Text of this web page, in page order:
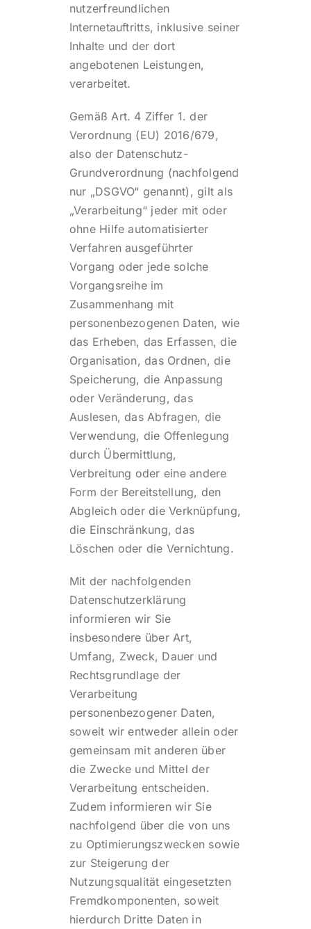
nutzerfreundlichen
Internetauftritts, inklusive seiner
Inhalte und der dort
angebotenen Leistungen,
verarbeitet.
Gemäß Art. 4 Ziffer 1. der
Verordnung (EU) 2016/679,
also der Datenschutz-
Grundverordnung (nachfolgend
nur „DSGVO“ genannt), gilt als
„Verarbeitung“ jeder mit oder
ohne Hilfe automatisierter
Verfahren ausgeführter
Vorgang oder jede solche
Vorgangsreihe im
Zusammenhang mit
personenbezogenen Daten, wie
das Erheben, das Erfassen, die
Organisation, das Ordnen, die
Speicherung, die Anpassung
oder Veränderung, das
Auslesen, das Abfragen, die
Verwendung, die Offenlegung
durch Übermittlung,
Verbreitung oder eine andere
Form der Bereitstellung, den
Abgleich oder die Verknüpfung,
die Einschränkung, das
Löschen oder die Vernichtung.
Mit der nachfolgenden
Datenschutzerklärung
informieren wir Sie
insbesondere über Art,
Umfang, Zweck, Dauer und
Rechtsgrundlage der
Verarbeitung
personenbezogener Daten,
soweit wir entweder allein oder
gemeinsam mit anderen über
die Zwecke und Mittel der
Verarbeitung entscheiden.
Zudem informieren wir Sie
nachfolgend über die von uns
zu Optimierungszwecken sowie
zur Steigerung der
Nutzungsqualität eingesetzten
Fremdkomponenten, soweit
hierdurch Dritte Daten in